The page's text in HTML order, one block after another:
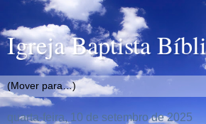
Igreja Baptista
quarta-feira, 10 de setembro de 2025